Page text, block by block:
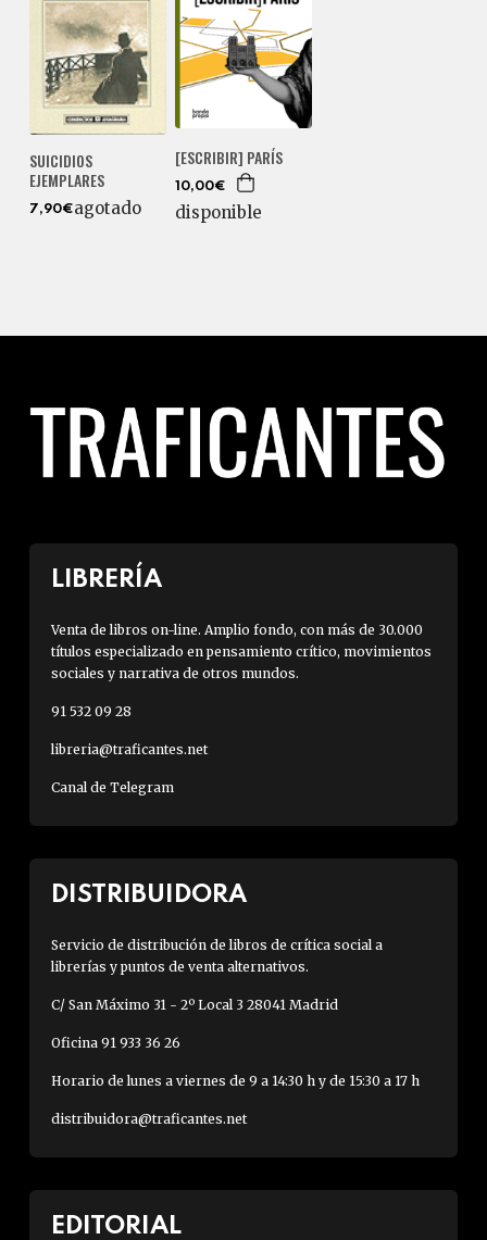
SUICIDIOS
EJEMPLARES
7,90€agotado
[ESCRIBIR] PARÍS
10,00€
disponible
LIBRERÍA
Venta de libros on-line. Amplio fondo, con más de 30.000
títulos especializado en pensamiento crítico, movimientos
sociales y narrativa de otros mundos.
91 532 09 28
libreria@traficantes.net
Canal de Telegram
DISTRIBUIDORA
Servicio de distribución de libros de crítica social a
librerías y puntos de venta alternativos.
C/ San Máximo 31 - 2º Local 3 28041 Madrid
Oficina 91 933 36 26
Horario de lunes a viernes de 9 a 14:30 h y de 15:30 a 17 h
distribuidora@traficantes.net
EDITORIAL